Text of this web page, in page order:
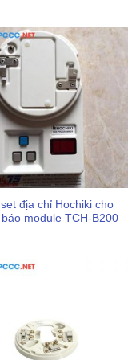
đạt các tiêu chuẩn
ban hành. Chúng tôi
ACD-V chính hãng
hậu mãi chuyên
set địa chỉ Hochiki cho
module TCH-B200